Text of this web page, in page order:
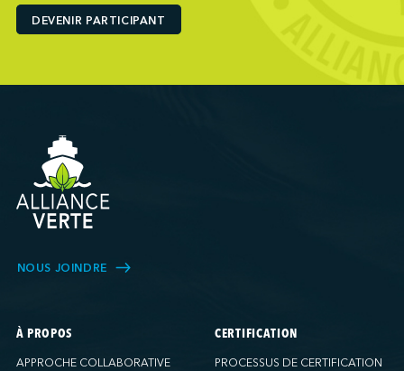
Ports America (Baton Rouge)
Ports America (Bayport)
Ports America (Charleston)
Ports America (Freeport)
Ports America (Galveston)
Ports America (Gulfport)
Ports America (Hueneme)
Ports America (IAP)
Ports America (Miami)
Ports America (NATSS)
DEVENIR PARTICIPANT
NOUS JOINDRE
À PROPOS
APPROCHE COLLABORATIVE
CERTIFICATION
PROCESSUS DE CERTIFICATION